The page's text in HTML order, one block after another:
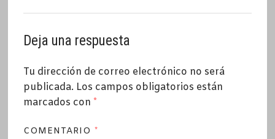
Deja una respuesta
Tu dirección de correo electrónico no será
publicada. Los campos obligatorios están
marcados con *
COMENTARIO *